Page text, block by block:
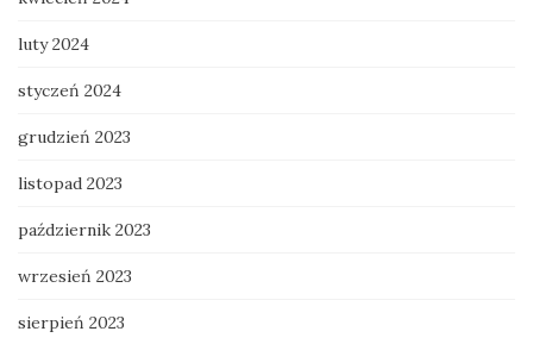
luty 2024
styczeń 2024
grudzień 2023
listopad 2023
październik 2023
wrzesień 2023
sierpień 2023